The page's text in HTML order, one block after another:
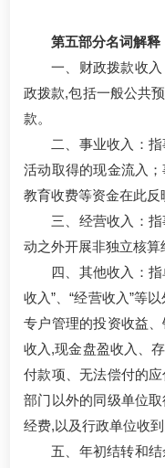
第五部分名词解释
一、财政拨款收
政拨款,包括一般公共
款。
二、事业收入：
活动取得的现金流入
教育收费等资金在此反
三、经营收入：
动之外开展非独立核算
四、其他收入：指
收入”、“经营收入”等
专户管理的投资收益
收入,现金盘盈收入、
付款项、无法偿付的
部门以外的同级单位
经费,以及行政单位收
五、年初结转和